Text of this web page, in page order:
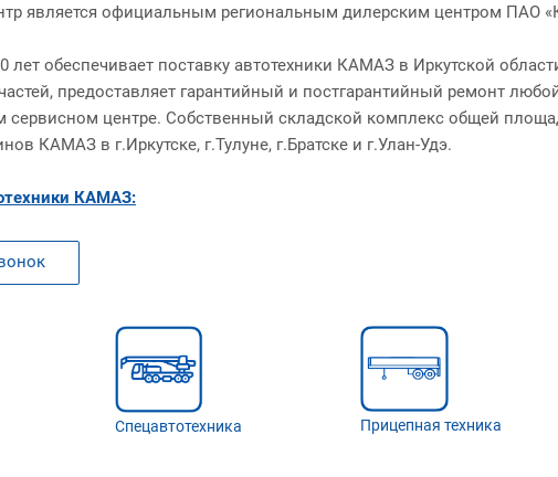
является официальным региональным дилерским центром ПАО
лет обеспечивает поставку автотехники КАМАЗ в Иркутской
предоставляет гарантийный и постгарантийный ремонт
сервисном центре. Собственный складской комплекс общей
КАМАЗ в г.Иркутске, г.Тулуне, г.Братске и г.Улан-Удэ.
КАМАЗ:
Спецавтотехника Прицепная техника